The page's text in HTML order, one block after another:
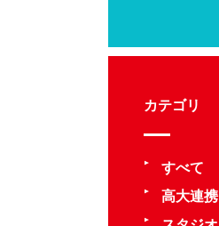
カテゴリ
すべて
高大連携